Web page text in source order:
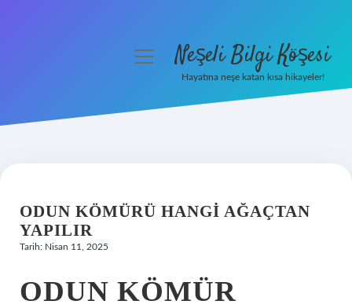
Hakkımızda
menüyüNeşeli Bilgi Köşesi
Hayatına neşe katan kısa hikayeler!
ODUN KÖMÜRÜ HANGI AĞAÇTAN
YAPILIR
Tarih: Nisan 11, 2025
ODUN KÖMÜR